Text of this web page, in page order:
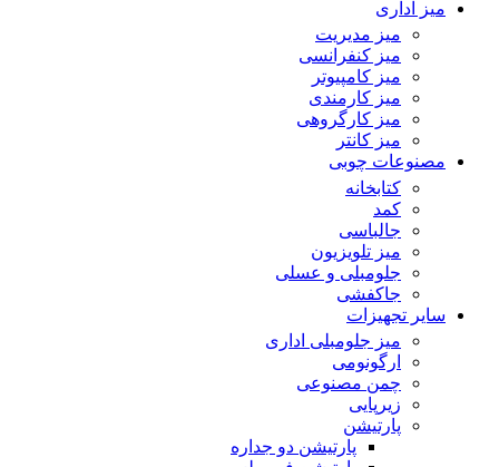
میز اداری
میز مدیریت
میز کنفرانسی
میز کامپیوتر
میز کارمندی
میز کارگروهی
میز کانتر
مصنوعات چوبی
کتابخانه
کمد
جالباسی
میز تلویزیون
جلومبلی و عسلی
جاکفشی
سایر تجهیزات
میز جلومبلی اداری
ارگونومی
چمن مصنوعی
زیرپایی
پارتیشن
پارتیشن دو جداره